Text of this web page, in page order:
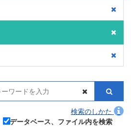
検索のしかた
データベース、ファイル内を検索